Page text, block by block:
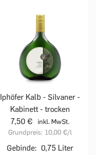
Iphöfer Kalb - Silvaner -
Kabinett - trocken
7,50 €
inkl. MwSt.
Grundpreis: 10,00 €/l
Gebinde: 0,75 Liter